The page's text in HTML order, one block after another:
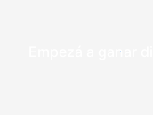
Empezá a ganar